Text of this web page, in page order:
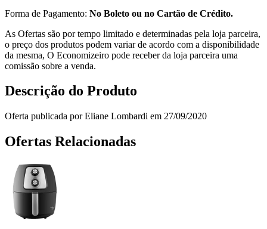
Forma de Pagamento: No Boleto ou no Cartão de Crédito.
As Ofertas são por tempo limitado e determinadas pela loja parceira,
o preço dos produtos podem variar de acordo com a disponibilidade
da mesma, O Economizeiro pode receber da loja parceira uma
comissão sobre a venda.
Descrição do Produto
Oferta publicada por Eliane Lombardi em 27/09/2020
Ofertas Relacionadas